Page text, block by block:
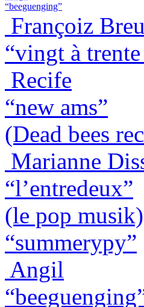
“beeguenging”
Françoiz
“vingt à
Recife
“new ams”
(Dead bees
Marianne
“l’entredeux”
(le pop musik)
“summerypy”
Angil